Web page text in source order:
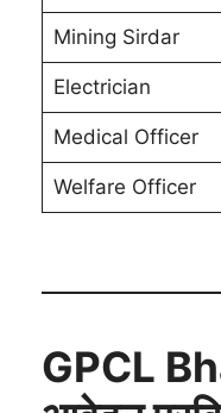
Mining Sirdar
Electrician
Medical Officer
Welfare Officer
GPCL